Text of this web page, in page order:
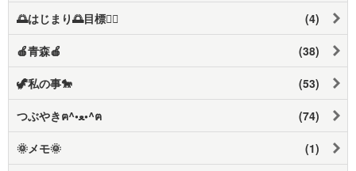
🌅はじまり🌅目標❤️‍🔥 (4)
🍎青森🍎 (38)
🦖私の事🐎 (53)
つぶやきฅ⁠^⁠•⁠ﻌ⁠•⁠^⁠ฅ (74)
🌞メモ🌞 (1)